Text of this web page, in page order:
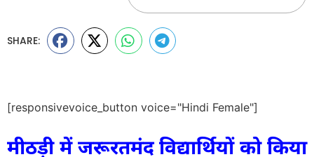
SHARE:
[responsivevoice_button voice="Hindi Female"]
मीठड़ी में जरूरतमंद विद्यार्थियों को किया